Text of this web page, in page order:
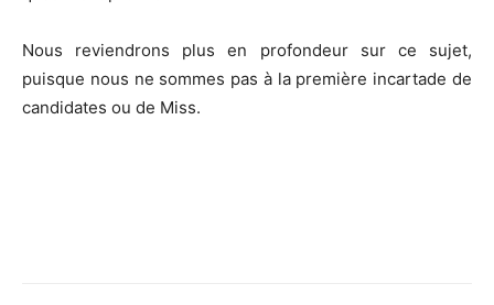
Nous reviendrons plus en profondeur sur ce sujet,
puisque nous ne sommes pas à la première incartade de
candidates ou de Miss.